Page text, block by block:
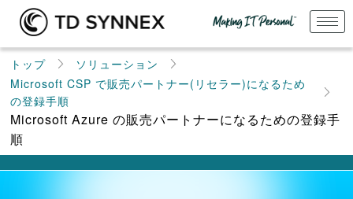
トップ
ソリューション
Microsoft CSP で販売パートナー(リセラー)になるため
の登録手順
Microsoft Azure の販売パートナーになるための登録手
順